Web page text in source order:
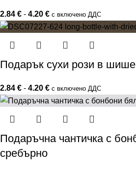
2.84 € - 4.20 € с включено ДДС
Подарък сухи рози в
2.84 € - 4.20 € с включено ДДС
Подаръчна чантичка с
сребърно